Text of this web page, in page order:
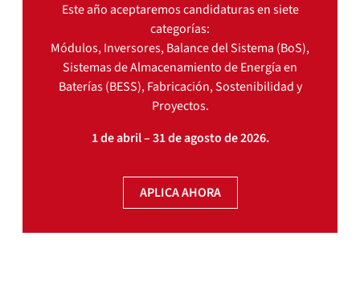
Este año aceptaremos candidaturas en siete
categorías:
Módulos, Inversores, Balance del Sistema (BoS),
Sistemas de Almacenamiento de Energía en
Baterías (BESS), Fabricación, Sostenibilidad y
Proyectos.
1 de abril – 31 de agosto de 2026.
APLICA AHORA